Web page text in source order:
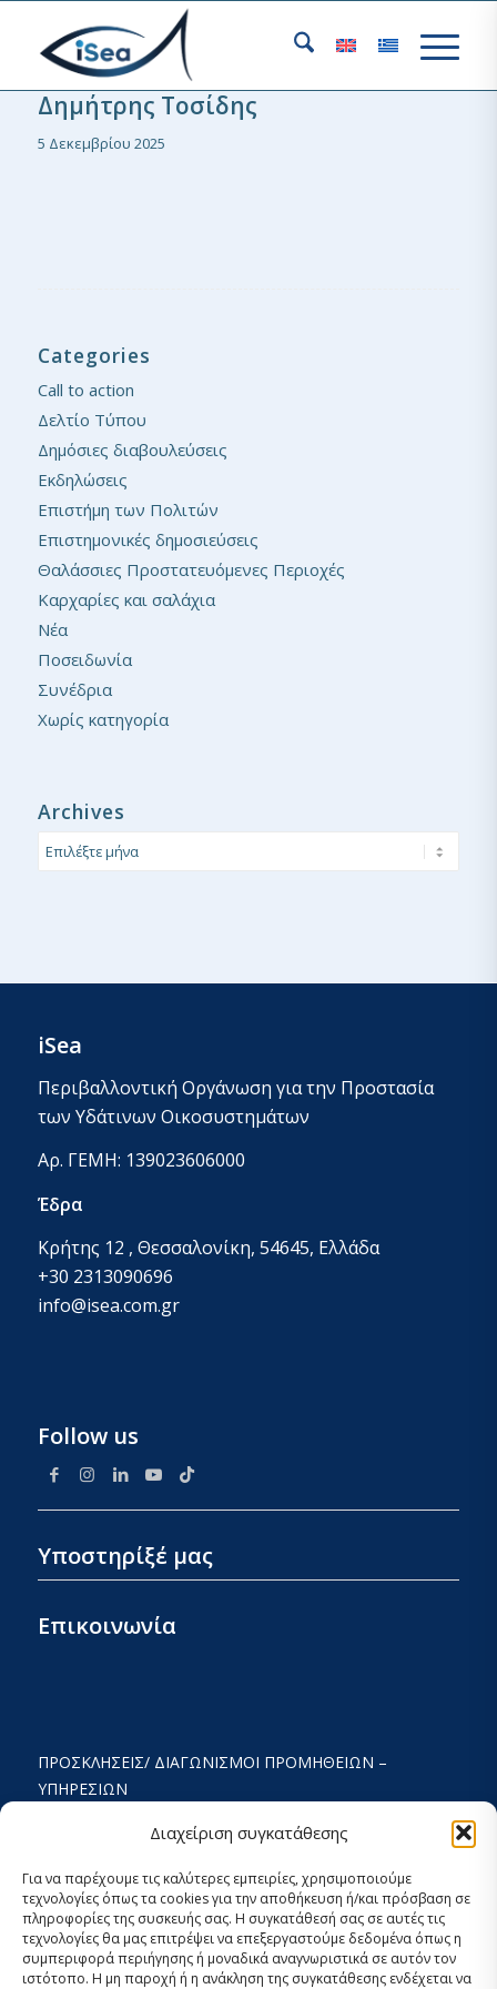
Διαχείριση συγκατάθεσης
Για να παρέχουμε τις καλύτερες εμπειρίες, χρησιμοποιούμε
τεχνολογίες όπως τα cookies για την αποθήκευση ή/και πρόσβαση σε
πληροφορίες της συσκευής σας. Η συγκατάθεσή σας σε αυτές τις
τεχνολογίες θα μας επιτρέψει να επεξεργαστούμε δεδομένα όπως η
συμπεριφορά περιήγησης ή μοναδικά αναγνωριστικά σε αυτόν τον
ιστότοπο. Η μη παροχή ή η ανάκληση της συγκατάθεσης ενδέχεται να
Δημήτρης Τοσίδης
5 Δεκεμβρίου 2025
Categories
Call to action
Δελτίο Τύπου
Δημόσιες διαβουλεύσεις
Εκδηλώσεις
Επιστήμη των Πολιτών
Επιστημονικές δημοσιεύσεις
Θαλάσσιες Προστατευόμενες Περιοχές
Καρχαρίες και σαλάχια
Νέα
Ποσειδωνία
Συνέδρια
Χωρίς κατηγορία
Archives
iSea
Περιβαλλοντική Οργάνωση για την Προστασία
των Υδάτινων Οικοσυστημάτων
Αρ. ΓΕΜΗ: 139023606000
Έδρα
Κρήτης 12 , Θεσσαλονίκη, 54645, Ελλάδα
+30 2313090696
info@isea.com.gr
Follow us
Υποστηρίξέ μας
Επικοινωνία
ΠΡΟΣΚΛΉΣΕΙΣ/ ΔΙΑΓΩΝΙΣΜΟΊ ΠΡΟΜΉΘΕΙΩΝ –
ΥΠΗΡΕΣΙΏΝ
ΟΡΟΙ ΧΡΗΣΗΣ ΚΑΙ ΠΟΛΙΤΙΚΗ ΑΠΟΡΡΗΤΟΥ
ΚΑΤΑΣΤΑΤΙΚΌ
ΕΚΘΕΣΗ ΔΡΑΣΤΗΡΙΟΤΗΤΩΝ
ΟΙΚΟΝΟΜΙΚΟΣ ΑΠΟΛΟΓΙΣΜΟΣ